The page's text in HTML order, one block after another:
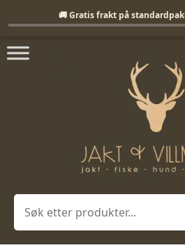
Søk
🚚 Gratis frakt på